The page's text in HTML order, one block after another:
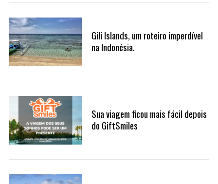
Gili Islands, um roteiro imperdível
na Indonésia.
Sua viagem ficou mais fácil depois
do GiftSmiles